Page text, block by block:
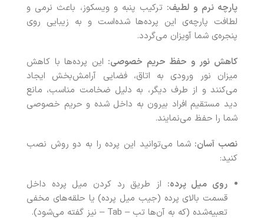
پارچه نرم و لطیف: ترکیب پنبه و ویسکوز، باعث نرمی و
لطافت پارچه‌ی این پرده‌ها شده‌است و به زیبایی روی
پنجره‌ی شما آویزان می‌گردد.
کاهش نور و حفظ حریم خصوصی: این پرده‌ها با کاهش
میزان نور ورودی به اتاق، فضایی آرامش‌بخش ایجاد
می‌کنند و از طرف دیگر، به دلیل ضخامت مناسب، مانع
دید مستقیم افراد بیرون به داخل شده و حریم خصوصی
شما را حفظ می‌نمایند.
نصب آسان: شما می‌توانید این پرده‌ را به دو روش نصب
کنید:
روی میل پرده: از طریق رد کردن میل پرده داخل
قسمت بالای پرده (جیب میل پرده) یا حلقه‌های مخفی
تعبیه‌شده (که به آن‌ها تب – Tab – نیز گفته می‌شود).